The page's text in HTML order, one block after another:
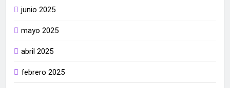
junio 2025
mayo 2025
abril 2025
febrero 2025